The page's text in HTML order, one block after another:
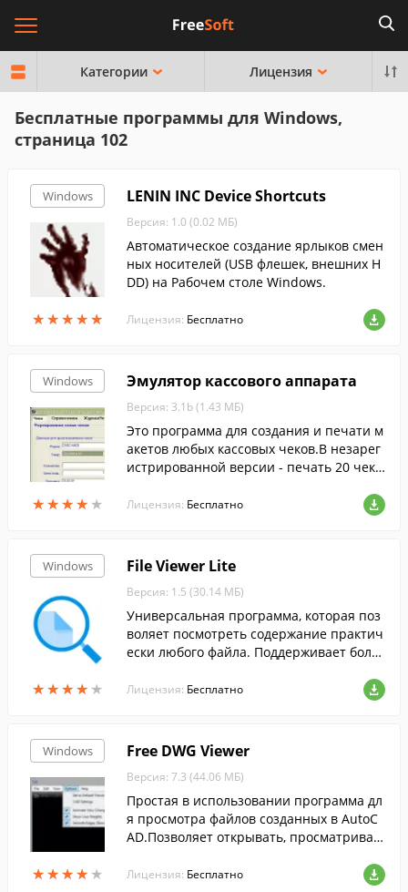
Категории Лицензия
Бесплатные программы для Windows,
страница 102
Windows
★★★★★
★★★★★
LENIN INC Device Shortcuts
Версия: 1.0 (0.02 МБ)
Автоматическое создание ярлыков смен
ных носителей (USB флешек, внешних H
DD) на Рабочем столе Windows.
Лицензия: Бесплатно
Windows
★★★★ ★
★★★★ ★
Эмулятор кассового аппарата
Версия: 3.1b (1.43 МБ)
Это программа для создания и печати м
акетов любых кассовых чеков.В незарег
истрированной версии - печать 20 чеко
Лицензия: Бесплатно
Windows
★★★★★
★★★★★
File Viewer Lite
Версия: 1.5 (30.14 МБ)
Универсальная программа, которая поз
воляет посмотреть содержание практич
ески любого файла. Поддерживает боле
в....
Лицензия: Бесплатно
Windows
★★★★ ★
★★★★ ★
Free DWG Viewer
Версия: 7.3 (44.06 МБ)
Простая в использовании программа дл
я просмотра файлов созданных в AutoC
AD.Позволяет открывать, просматриват
менты в формате DWG, DXF, DWF и CSF.
Лицензия: Бесплатно